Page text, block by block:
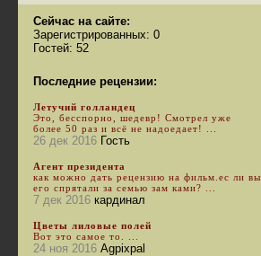
Сейчас на сайте:
Зарегистрированных: 0
Гостей: 52
Последние рецензии:
Летучий голландец
Это, бесспорно, шедевр! Смотрел уже
более 50 раз и всё не надоедает! ...
26 дек 2016 Гость
Агент президента
как можно дать рецензию на фильм.ес ли вы
его спрятали за семью зам ками? ...
7 дек 2016 кардинал
Цветы лиловые полей
Вот это самое то. ...
24 ноя 2016 Agpixpal